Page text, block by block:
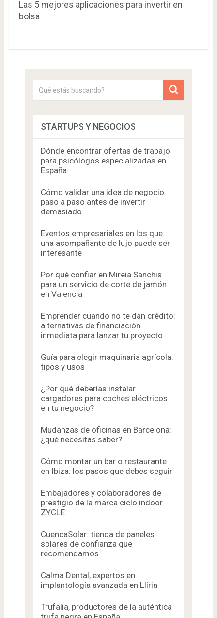
Las 5 mejores aplicaciones para invertir en
bolsa
STARTUPS Y NEGOCIOS
Dónde encontrar ofertas de trabajo
para psicólogos especializadas en
España
Cómo validar una idea de negocio
paso a paso antes de invertir
demasiado
Eventos empresariales en los que
una acompañante de lujo puede ser
interesante
Por qué confiar en Mireia Sanchis
para un servicio de corte de jamón
en Valencia
Emprender cuando no te dan crédito:
alternativas de financiación
inmediata para lanzar tu proyecto
Guía para elegir maquinaria agrícola:
tipos y usos
¿Por qué deberías instalar
cargadores para coches eléctricos
en tu negocio?
Mudanzas de oficinas en Barcelona:
¿qué necesitas saber?
Cómo montar un bar o restaurante
en Ibiza: los pasos que debes seguir
Embajadores y colaboradores de
prestigio de la marca ciclo indoor
ZYCLE
CuencaSolar: tienda de paneles
solares de confianza que
recomendamos
Calma Dental, expertos en
implantología avanzada en Llíria
Trufalia, productores de la auténtica